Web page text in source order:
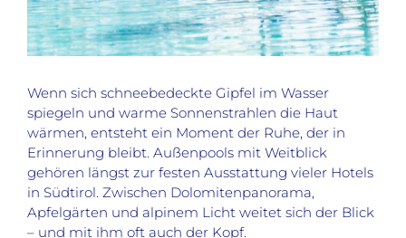
Wenn sich schneebedeckte Gipfel im Wasser
spiegeln und warme Sonnenstrahlen die Haut
wärmen, entsteht ein Moment der Ruhe, der in
Erinnerung bleibt. Außenpools mit Weitblick
gehören längst zur festen Ausstattung vieler Hotels
in Südtirol. Zwischen Dolomitenpanorama,
Apfelgärten und alpinem Licht weitet sich der Blick
– und mit ihm oft auch der Kopf.